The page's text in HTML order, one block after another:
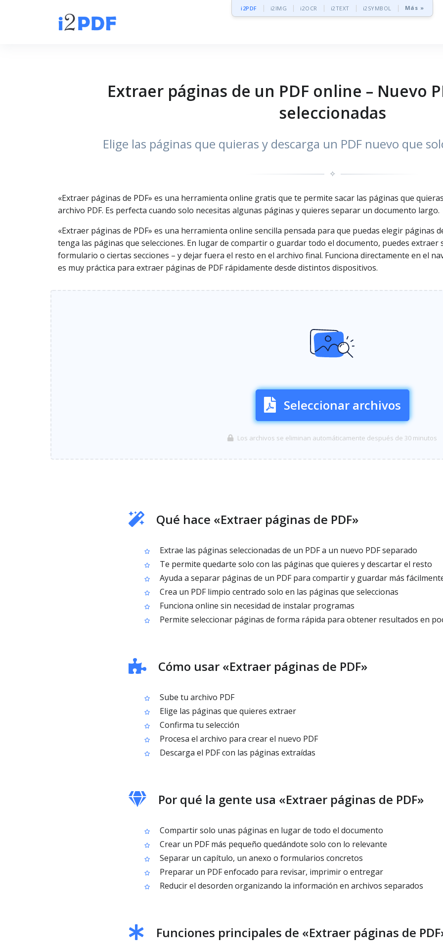
i2PDF i2IMG i2OCR i2TEXT i2SYMBOL Más »
Extraer páginas de un PDF online – Nuevo
seleccionadas
Elige las páginas que quieras y descarga un PDF nuevo que
✧
«Extraer páginas de PDF» es una herramienta online gratis que te permite sacar las páginas que
archivo PDF. Es perfecta cuando solo necesitas algunas páginas y quieres separar un documento largo.
«Extraer páginas de PDF» es una herramienta online sencilla pensada para que puedas elegir páginas
tenga las páginas que selecciones. En lugar de compartir o guardar todo el documento, puedes
formulario o ciertas secciones – y dejar fuera el resto en el archivo final. Funciona directamente en el
es muy práctica para extraer páginas de PDF rápidamente desde distintos dispositivos.
Seleccionar archivos
Los archivos se eliminan automáticamente después de 30 minutos
Qué hace «Extraer páginas de PDF»
Extrae las páginas seleccionadas de un PDF a un nuevo PDF separado
Te permite quedarte solo con las páginas que quieres y descartar el resto
Ayuda a separar páginas de un PDF para compartir y guardar más
Crea un PDF limpio centrado solo en las páginas que seleccionas
Funciona online sin necesidad de instalar programas
Permite seleccionar páginas de forma rápida para obtener resultados en
Cómo usar «Extraer páginas de PDF»
Sube tu archivo PDF
Elige las páginas que quieres extraer
Confirma tu selección
Procesa el archivo para crear el nuevo PDF
Descarga el PDF con las páginas extraídas
Por qué la gente usa «Extraer páginas de PDF»
Compartir solo unas páginas en lugar de todo el documento
Crear un PDF más pequeño quedándote solo con lo relevante
Separar un capítulo, un anexo o formularios concretos
Preparar un PDF enfocado para revisar, imprimir o entregar
Reducir el desorden organizando la información en archivos separados
Funciones principales de «Extraer páginas de